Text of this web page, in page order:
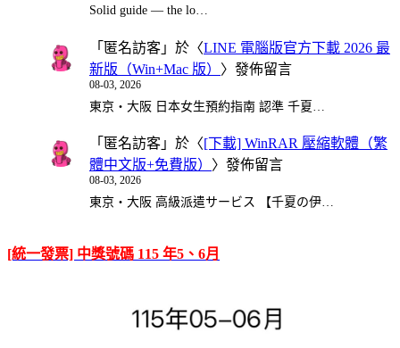
Solid guide — the lo…
「 匿名訪客 」於〈LINE 電腦版官方下載 2026 最
新版（Win+Mac 版） 〉發佈留言
08-03, 2026
東京・大阪 日本女生預約指南 認準 千夏…
「 匿名訪客 」於〈[下載] WinRAR 壓縮軟體（繁
體中文版+免費版） 〉發佈留言
08-03, 2026
東京・大阪 高級派遣サービス 【千夏の伊…
[統一發票] 中獎號碼 115 年5、6月